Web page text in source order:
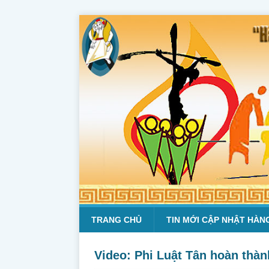
TRANG CHỦ TIN MỚI CẬP NHẬT
Video: Phi Luật Tân hoàn